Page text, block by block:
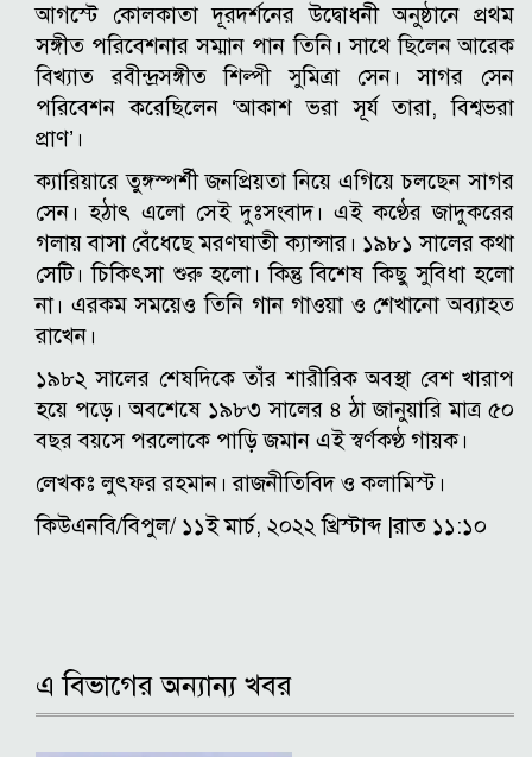
আগস্টে কোলকাতা দূরদর্শনের উদ্বোধনী অনুষ্ঠানে প্রথম
সঙ্গীত পরিবেশনার সম্মান পান তিনি। সাথে ছিলেন আরেক
বিখ্যাত রবীন্দ্রসঙ্গীত শিল্পী সুমিত্রা সেন। সাগর সেন
পরিবেশন করেছিলেন ‘আকাশ ভরা সূর্য তারা, বিশ্বভরা
প্রাণ’।
ক্যারিয়ারে তুঙ্গস্পর্শী জনপ্রিয়তা নিয়ে এগিয়ে চলছেন সাগর
সেন। হঠাৎ এলো সেই দুঃসংবাদ। এই কণ্ঠের জাদুকরের
গলায় বাসা বেঁধেছে মরণঘাতী ক্যান্সার। ১৯৮১ সালের কথা
সেটি। চিকিৎসা শুরু হলো। কিন্তু বিশেষ কিছু সুবিধা হলো
না। এরকম সময়েও তিনি গান গাওয়া ও শেখানো অব্যাহত
রাখেন।
১৯৮২ সালের শেষদিকে তাঁর শারীরিক অবস্থা বেশ খারাপ
হয়ে পড়ে। অবশেষে ১৯৮৩ সালের ৪ ঠা জানুয়ারি মাত্র ৫০
বছর বয়সে পরলোকে পাড়ি জমান এই স্বর্ণকণ্ঠ গায়ক।
লেখকঃ লুৎফর রহমান। রাজনীতিবিদ ও কলামিস্ট।
কিউএনবি/বিপুল/ ১১ই মার্চ, ২০২২ খ্রিস্টাব্দ |রাত ১১:১০
এ বিভাগের অন্যান্য খবর